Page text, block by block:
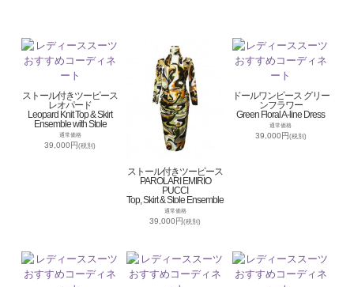
ストール付きツーピース
レオパード
Leopard Knit Top & Skirt
Ensemble with Stole
通常価格
39,000円(税別)
ストール付きツーピース
PAROLARI EMIRIO
PUCCI
Top, Skirt & Stole Ensemble
通常価格
39,000円(税別)
ドールワンピース グリー
ンフラワー
Green Floral A-line Dress
通常価格
39,000円(税別)